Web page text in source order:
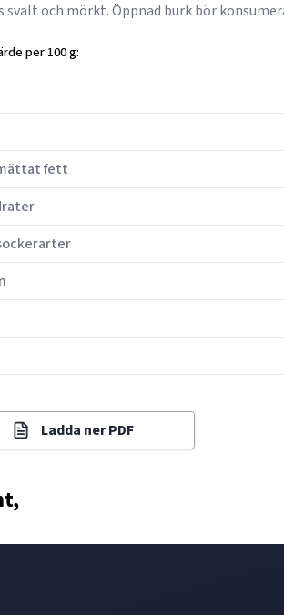
svalt och mörkt. Öppnad burk bör
per 100 g:
fett
Ladda ner PDF